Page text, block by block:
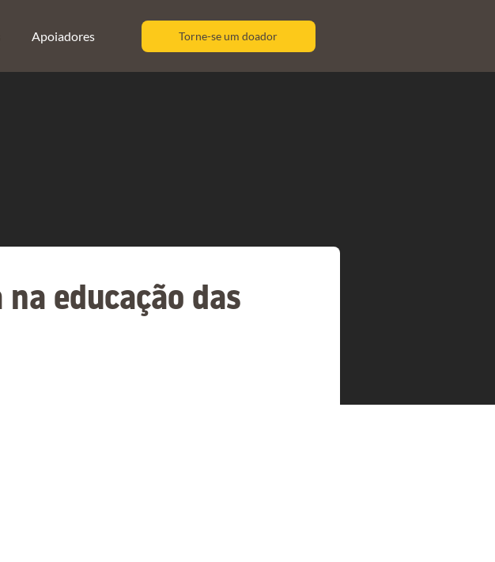
Apoiadores Torne-se um doador
educação das